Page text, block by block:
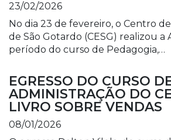
23/02/2026
No dia 23 de fevereiro, o Centro
de São Gotardo (CESG) realizou a
período do curso de Pedagogia,…
EGRESSO DO CURSO
ADMINISTRAÇÃO DO
LIVRO SOBRE VENDAS
08/01/2026